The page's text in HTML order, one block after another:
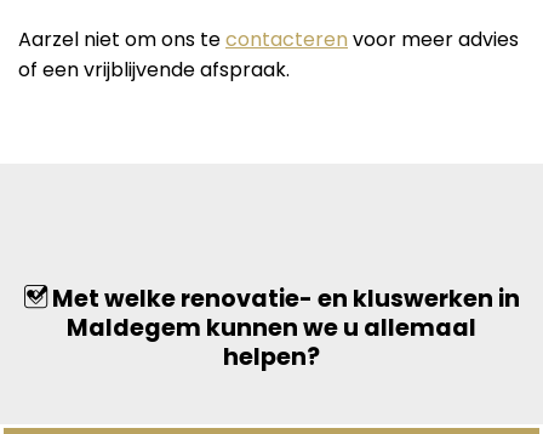
Aarzel niet om ons tecontacteren voor meer advies
of een vrijblijvende afspraak.
Met welke renovatie- en kluswerken in
Maldegem kunnen we u allemaal
helpen?